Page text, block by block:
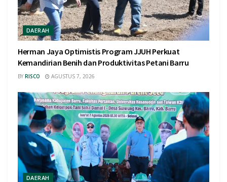
DAERAH
Herman Jaya Optimistis Program JJUH Perkuat
Kemandirian Benih dan Produktivitas Petani Barru
BY RISCO AGUSTUS 7, 2026
DAERAH